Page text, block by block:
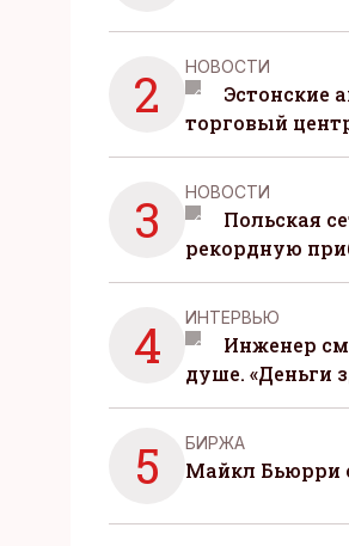
2 НОВОСТИ
Эстонские
торговый
3 НОВОСТИ
Польская
рекордную
4 ИНТЕРВЬЮ
Инженер
душе. «Деньги
5 БИРЖА
Майкл Бьюрри